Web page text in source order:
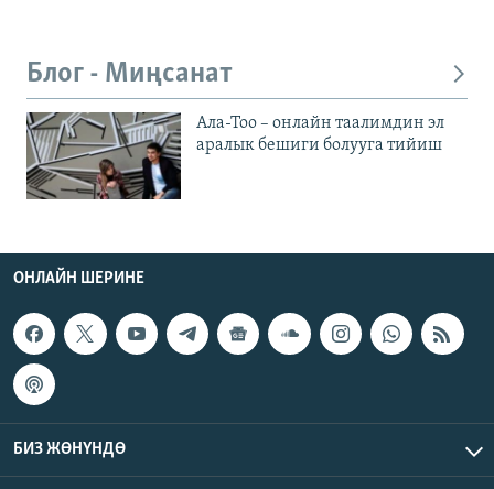
Блог - Миңсанат
Ала-Тоо – онлайн таалимдин эл
аралык бешиги болууга тийиш
ОНЛАЙН ШЕРИНЕ
БИЗ ЖӨНҮНДӨ